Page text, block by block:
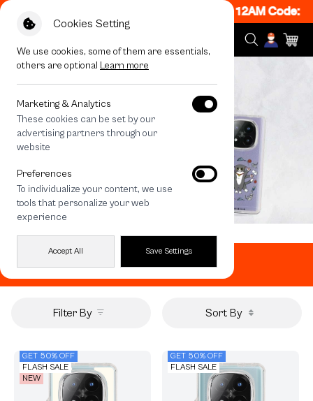
Cookies Setting
We use cookies, some of them are essentials,
others are optional Learn more
Marketing & Analytics
These cookies can be set by our
advertising partners through our
website
Preferences
To individualize your content, we use
tools that personalize your web
experience
Accept All Save Settings
Get 50% off When Shop 1 Item, 7PM - 12AM Code:
Home All Products Redmi Note 14 Pro Plus Case
Redmi Note 14 Pro Plus Case
Filter By Sort By
GET 50% OFF
FLASH SALE
NEW
GET 50% OFF
FLASH SALE